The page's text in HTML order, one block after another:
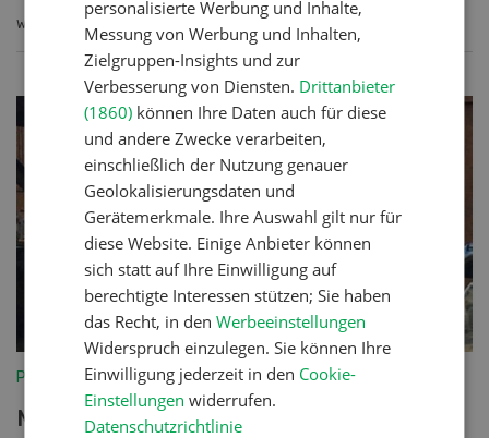
WEITERLESEN
Pflanzenbau
Mischungswahl im Futterbau
personalisierte Werbung und Inhalte,
Messung von Werbung und Inhalten,
Zielgruppen-Insights und zur
Verbesserung von Diensten. Drittanbieter
(1860) können Ihre Daten auch für diese
und andere Zwecke verarbeiten,
einschließlich der Nutzung genauer
Geolokalisierungsdaten und
Gerätemerkmale. Ihre Auswahl gilt nur für
diese Website. Einige Anbieter können
sich statt auf Ihre Einwilligung auf
berechtigte Interessen stützen; Sie haben
das Recht, in denWerbeeinstellungen
Widerspruch einzulegen. Sie können Ihre
Einwilligung jederzeit in den Cookie-
Einstellungen widerrufen.
Datenschutzrichtlinie